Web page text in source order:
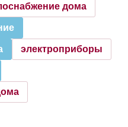
дома
электроприборы